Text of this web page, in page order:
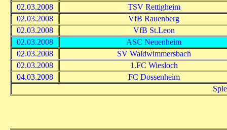
02.03.2008
TSV Rettigheim
02.03.2008
VfB Rauenberg
02.03.2008
VfB St.Leon
02.03.2008
ASC Neuenheim
02.03.2008
SV Waldwimmersbach
02.03.2008
1.FC Wiesloch
04.03.2008
FC Dossenheim